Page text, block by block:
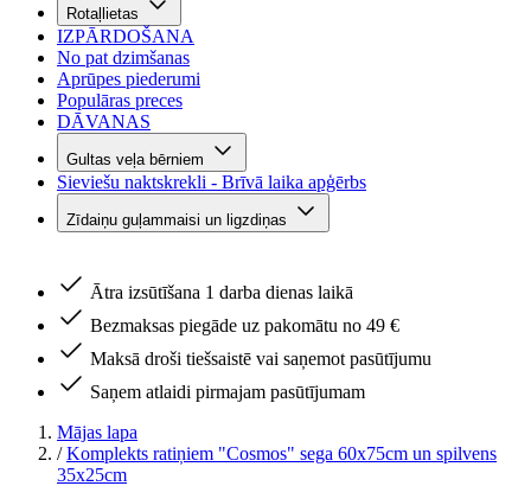
Rotaļlietas
IZPĀRDOŠANA
No pat dzimšanas
Aprūpes piederumi
Populāras preces
DĀVANAS
Gultas veļa bērniem
Sieviešu naktskrekli - Brīvā laika apģērbs
Zīdaiņu guļammaisi un ligzdiņas
Ātra izsūtīšana 1 darba dienas laikā
Bezmaksas piegāde uz pakomātu no 49 €
Maksā droši tiešsaistē vai saņemot pasūtījumu
Saņem atlaidi pirmajam pasūtījumam
Mājas lapa
/ Komplekts ratiņiem "Cosmos" sega 60x75cm un spilvens
35x25cm